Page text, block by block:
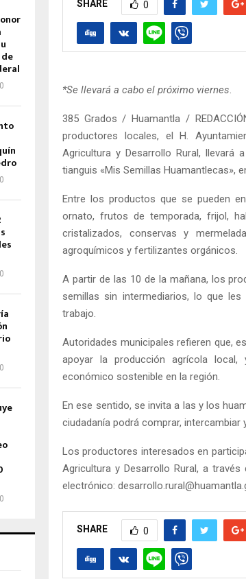
SHARE 0
*Se llevará a cabo el próximo viernes
385 Grados / Huamantla /
productores locales, el H.
Agricultura y Desarrollo Rural,
tianguis «Mis Semillas Huamantlecas»,
Entre los productos que se pueden
ornato, frutos de temporada, frijol,
cristalizados, conservas y
agroquímicos y fertilizantes orgánicos.
A partir de las 10 de la mañana, los
semillas sin intermediarios, lo que
trabajo.
Autoridades municipales refieren que,
apoyar la producción agrícola
económico sostenible en la región.
En ese sentido, se invita a las y los
ciudadanía podrá comprar,
Los productores interesados en
Agricultura y Desarrollo Rural, a
electrónico:
SHARE 0
0
0
0
0
0